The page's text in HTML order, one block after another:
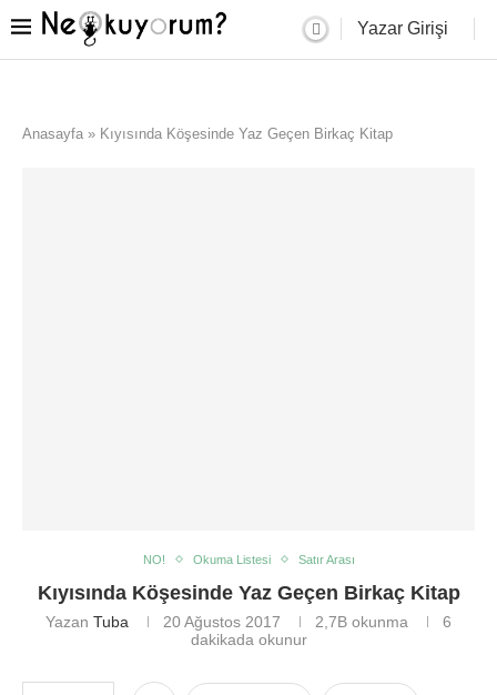
Yazar Girişi
Anasayfa » Kıyısında Köşesinde Yaz Geçen Birkaç Kitap
NO! Okuma Listesi Satır Arası
Kıyısında Köşesinde Yaz Geçen Birkaç Kitap
Yazan Tuba 20 Ağustos 2017 2,7B okunma
6
dakikada okunur